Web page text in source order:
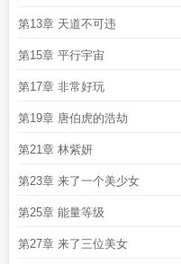
第13章 天道不可违
第15章 平行宇宙
第17章 非常好玩
第19章 唐伯虎的浩劫
第21章 林紫妍
第23章 来了一个美少女
第25章 能量等级
第27章 来了三位美女